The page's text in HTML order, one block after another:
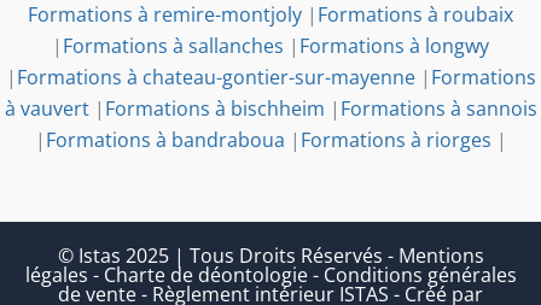
Formations à remire-montjoly | Formations à roubaix
| Formations à sallanches | Formations à longwy
| Formations à chateau-gontier-sur-mayenne| Formations
à vauvert| Formations à bischheim | Formations à sannois
| Formations à bandraboua | Formations à riorges |
© Istas 2025 | Tous Droits Réservés - Mentions
légales - Charte de déontologie- Conditions générales
de vente- Règlement intérieur ISTAS - Créé par